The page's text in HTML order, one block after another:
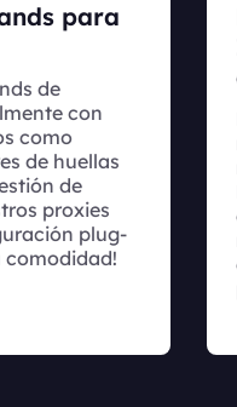
para
de
con
como
de huellas
de
proxies
plug-
comodidad!